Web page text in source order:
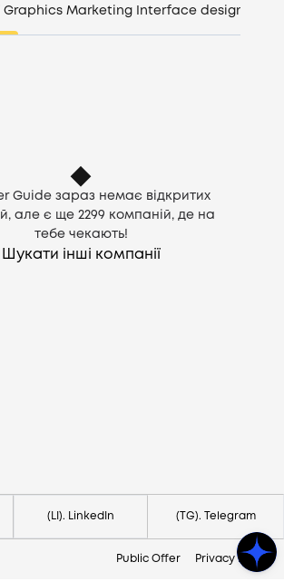
UA
Graphics Marketing Interface design
Guide зараз немає відкритих
але є ще 2299 компаній, де на
тебе чекають!
Шукати інші компанії
(LI). LinkedIn (TG). Telegram
Public Offer Privacy Policy